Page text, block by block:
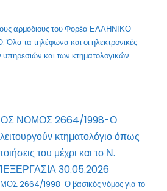
αρμόδιους του Φορέα ΕΛΛΗΝΙΚΟ
τα τηλέφωνα και οι ηλεκτρονικές
υπηρεσιών και των κτηματολογικών
2664/1998-Ο βασικός νόμος για το